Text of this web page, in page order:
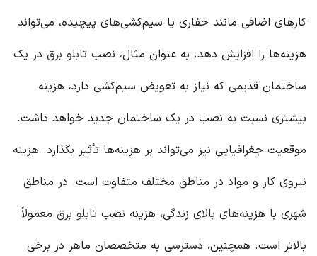
کارهای اضافی مانند حفاری یا سیم‌کشی‌های پیچیده، می‌تواند
هزینه‌ها را افزایش دهد. به عنوان مثال، نصب تابلو برق در یک
ساختمان قدیمی که نیاز به تعویض سیم‌کشی دارد، هزینه
بیشتری نسبت به نصب در یک ساختمان جدید خواهد داشت.
موقعیت جغرافیایی نیز می‌تواند بر هزینه‌ها تأثیر بگذارد. هزینه
نیروی کار و مواد در مناطق مختلف متفاوت است. در مناطق
شهری با هزینه‌های بالای زندگی، هزینه نصب تابلو برق معمولاً
بالاتر است. همچنین، دسترسی به متخصصان ماهر در برخی